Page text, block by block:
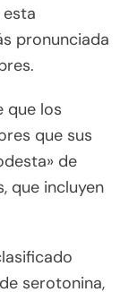
pronunciada
que los
que sus
de
que incluyen
serotonina,